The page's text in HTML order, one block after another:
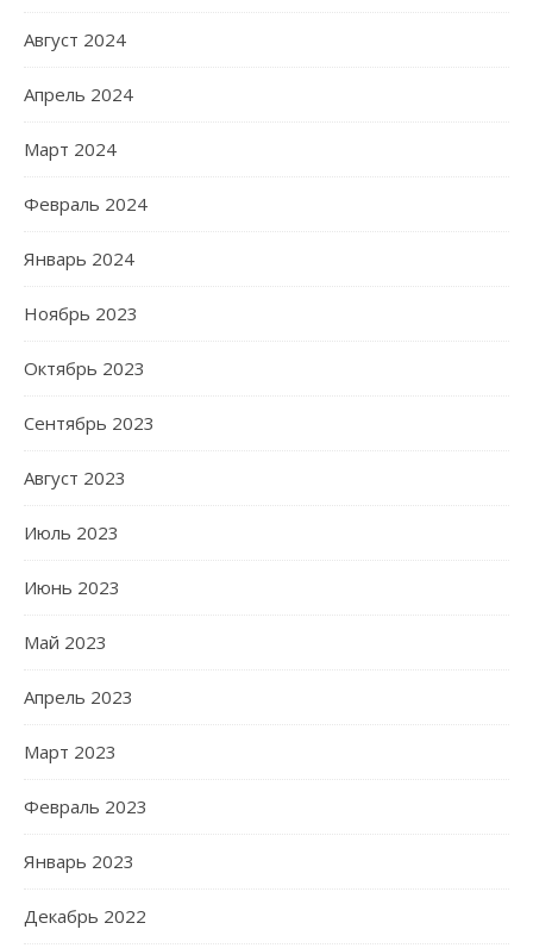
Август 2024
Апрель 2024
Март 2024
Февраль 2024
Январь 2024
Ноябрь 2023
Октябрь 2023
Сентябрь 2023
Август 2023
Июль 2023
Июнь 2023
Май 2023
Апрель 2023
Март 2023
Февраль 2023
Январь 2023
Декабрь 2022